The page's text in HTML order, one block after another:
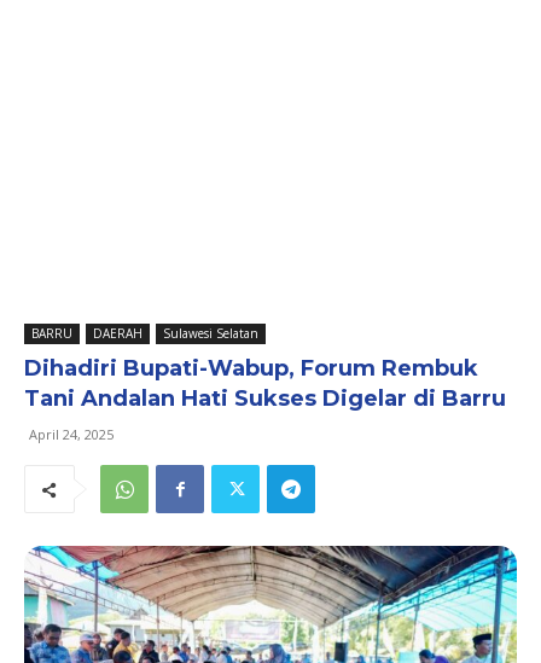
BARRU DAERAH Sulawesi Selatan
Dihadiri Bupati-Wabup, Forum Rembuk
Tani Andalan Hati Sukses Digelar di Barru
April 24, 2025